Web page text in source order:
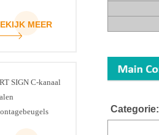
Categorie:
MEER
SIGN C-kanaal